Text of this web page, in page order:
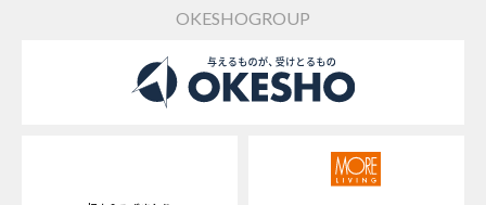
OKESHOGROUP